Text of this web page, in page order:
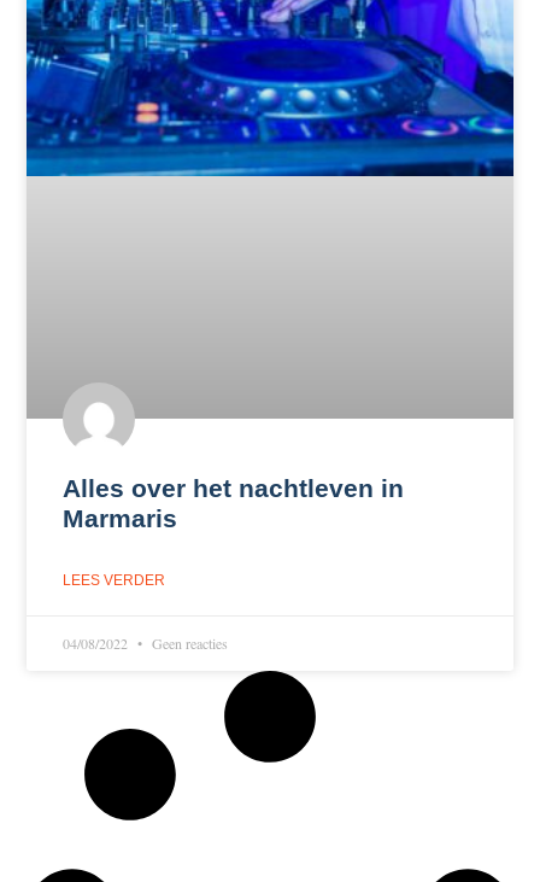
Alles over het nachtleven in
Marmaris
LEES VERDER
04/08/2022 Geen reacties